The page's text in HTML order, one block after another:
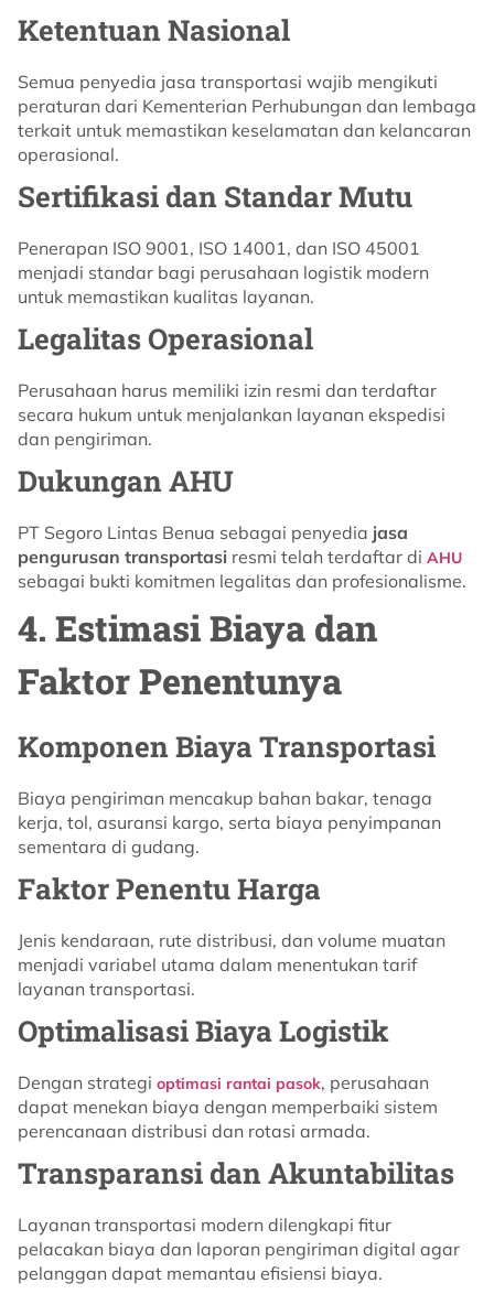
Ketentuan Nasional
Semua penyedia jasa transportasi wajib mengikuti
peraturan dari Kementerian Perhubungan dan lembaga
terkait untuk memastikan keselamatan dan kelancaran
operasional.
Sertifikasi dan Standar Mutu
Penerapan ISO 9001, ISO 14001, dan ISO 45001
menjadi standar bagi perusahaan logistik modern
untuk memastikan kualitas layanan.
Legalitas Operasional
Perusahaan harus memiliki izin resmi dan terdaftar
secara hukum untuk menjalankan layanan ekspedisi
dan pengiriman.
Dukungan AHU
PT Segoro Lintas Benua sebagai penyedia jasa
pengurusan transportasi resmi telah terdaftar di AHU
sebagai bukti komitmen legalitas dan profesionalisme.
4. Estimasi Biaya dan
Faktor Penentunya
Komponen Biaya Transportasi
Biaya pengiriman mencakup bahan bakar, tenaga
kerja, tol, asuransi kargo, serta biaya penyimpanan
sementara di gudang.
Faktor Penentu Harga
Jenis kendaraan, rute distribusi, dan volume muatan
menjadi variabel utama dalam menentukan tarif
layanan transportasi.
Optimalisasi Biaya Logistik
Dengan strategi optimasi rantai pasok, perusahaan
dapat menekan biaya dengan memperbaiki sistem
perencanaan distribusi dan rotasi armada.
Transparansi dan Akuntabilitas
Layanan transportasi modern dilengkapi fitur
pelacakan biaya dan laporan pengiriman digital agar
pelanggan dapat memantau efisiensi biaya.